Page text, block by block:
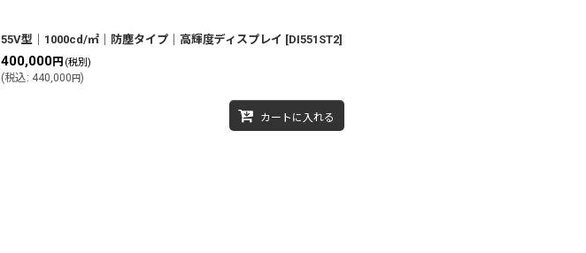
55V型｜1000cd/㎡｜防塵タイプ｜高輝度ディスプレイ [DI551ST2]
400,000円 (税別)
(税込: 440,000円)
カートに入れる